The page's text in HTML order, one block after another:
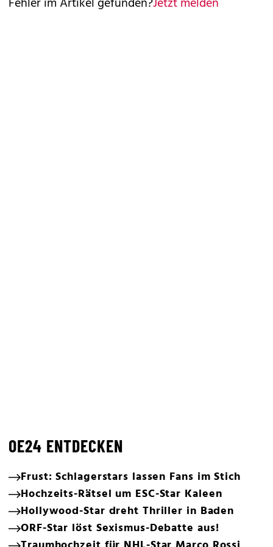
OE24 ENTDECKEN
Frust: Schlagerstars lassen Fans im Stich
Hochzeits-Rätsel um ESC-Star Kaleen
Hollywood-Star dreht Thriller in Baden
ORF-Star löst Sexismus-Debatte aus!